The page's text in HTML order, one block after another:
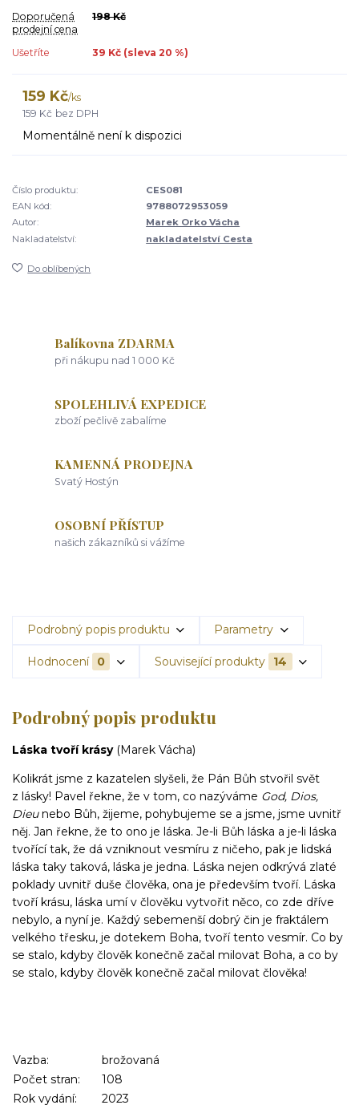
Doporučená
prodejní cena
198 Kč
Ušetříte 39 Kč (sleva 20 %)
159 Kč/ks
159 Kč bez DPH
Momentálně není k dispozici
Číslo produktu:
CES081
EAN kód:
9788072953059
Autor:
Marek Orko Vácha
Nakladatelství:
nakladatelství Cesta
Do oblíbených
Balíkovna ZDARMA
při nákupu nad 1 000 Kč
SPOLEHLIVÁ EXPEDICE
zboží pečlivě zabalíme
KAMENNÁ PRODEJNA
Svatý Hostýn
OSOBNÍ PŘÍSTUP
našich zákazníků si vážíme
Podrobný popis produktu Parametry
Hodnocení 0 Související produkty 14
Podrobný popis produktu
Láska tvoří krásy (Marek Vácha)
Kolikrát jsme z kazatelen slyšeli, že Pán Bůh stvořil svět
z lásky! Pavel řekne, že v tom, co nazýváme God, Dios,
Dieunebo Bůh, žijeme, pohybujeme se a jsme, jsme uvnitř
něj. Jan řekne, že to ono je láska. Je-li Bůh láska a je-li láska
tvořící tak, že dá vzniknout vesmíru z ničeho, pak je lidská
láska taky taková, láska je jedna. Láska nejen odkrývá zlaté
poklady uvnitř duše člověka, ona je především tvoří. Láska
tvoří krásu, láska umí v člověku vytvořit něco, co zde dříve
nebylo, a nyní je. Každý sebemenší dobrý čin je fraktálem
velkého třesku, je dotekem Boha, tvoří tento vesmír. Co by
se stalo, kdyby člověk konečně začal milovat Boha, a co by
se stalo, kdyby člověk konečně začal milovat člověka!
Vazba:
brožovaná
Počet stran:
108
Rok vydání:
2023